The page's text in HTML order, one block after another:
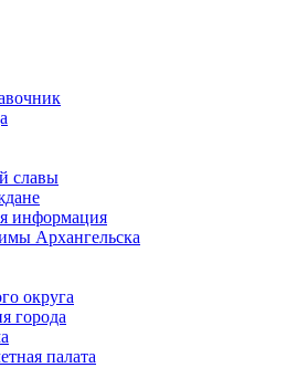
славы
информация
Архангельска
округа
города
палата